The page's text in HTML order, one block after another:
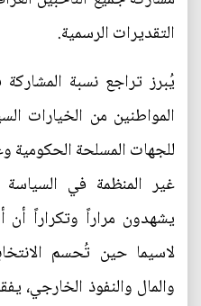
التقديرات الرسمية.
يُبرز تراجع نسبة المشاركة
المواطنين من الخيارات
للجهات المسلحة الحكومية
غير المنظمة في السياسة
يشهدون مراراً وتكراراً أن
لاسيما حين تُحسم
والمال والنفوذ الخارجي،